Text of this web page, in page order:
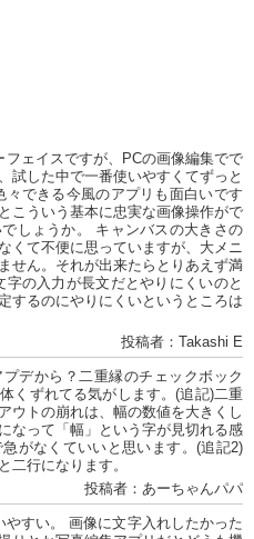
ェイスですが、PCの画像編集でで
試した中で一番使いやすくてずっと
できる今風のアプリも面白いです
こういう基本に忠実な画像操作がで
しょうか。 キャンバスの大きさの
くて不便に思っていますが、大メニ
せん。それが出来たらとりあえず満
の入力が長文だとやりにくいのと
するのにやりにくいというところは
投稿者：Takashi E
デから？二重縁のチェックボック
くずれてる気がします。(追記)二重
ウトの崩れは、幅の数値を大きくし
なって「幅」という字が見切れる感
がなくていいと思います。(追記2)
二行になります。
投稿者：あーちゃんパパ
すい。 画像に文字入れしたかった